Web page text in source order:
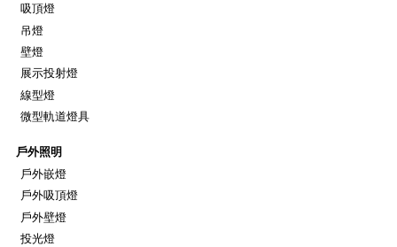
吸頂燈
吊燈
壁燈
展示投射燈
線型燈
微型軌道燈具
戶外照明
戶外嵌燈
戶外吸頂燈
戶外壁燈
投光燈